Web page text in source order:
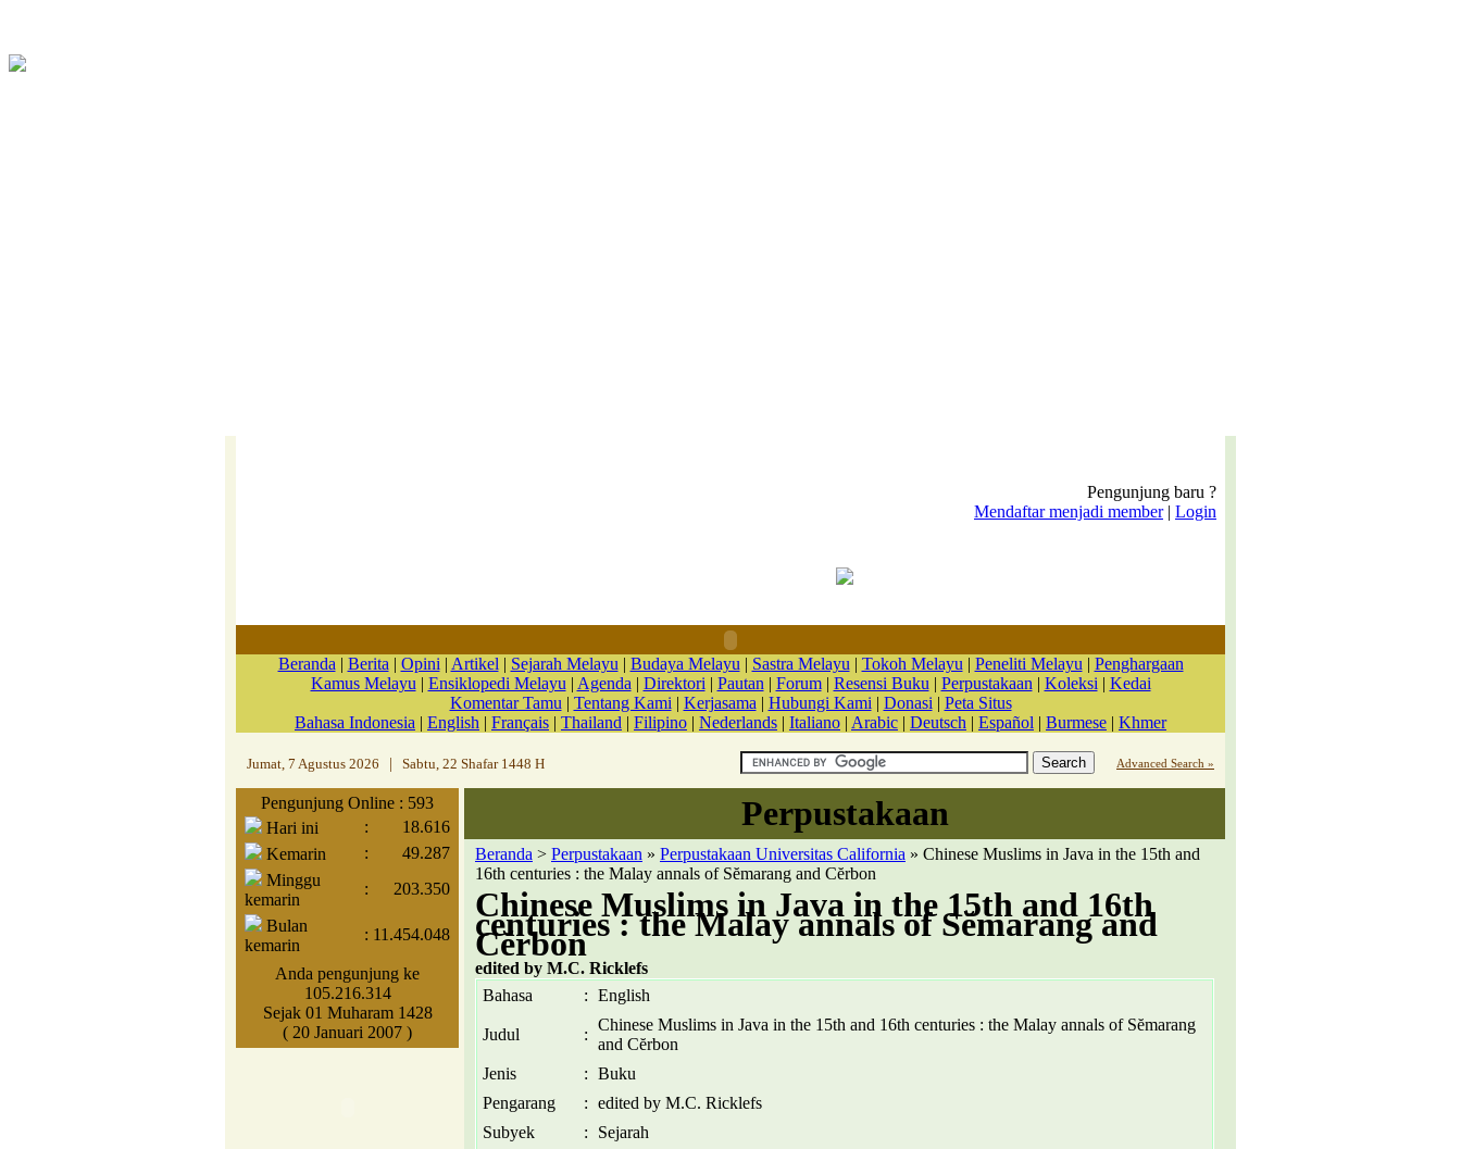
Pengunjung baru ?
Mendaftar menjadi member| Login
Beranda | Berita | Opini | Artikel | Sejarah Melayu | Budaya Melayu | Sastra Melayu | Tokoh Melayu | Peneliti Melayu | Penghargaan
Kamus Melayu | Ensiklopedi Melayu | Agenda | Direktori | Pautan | Forum| Resensi Buku | Perpustakaan | Koleksi | Kedai
Komentar Tamu | Tentang Kami | Kerjasama | Hubungi Kami | Donasi | Peta Situs
Bahasa Indonesia | English | Français | Thailand | Filipino | Nederlands | Italiano | Arabic | Deutsch | Español | Burmese | Khmer
Jumat, 7 Agustus 2026 Sabtu, 22 Shafar 1448 H Advanced Search »
Pengunjung Online : 593
Hari ini
:
18.616
Kemarin
:
49.287
Minggu
kemarin
:
203.350
Bulan
kemarin
: 11.454.048
Anda pengunjung ke
105.216.314
Sejak 01 Muharam 1428
( 20 Januari 2007 )
Perpustakaan
Beranda > Perpustakaan » Perpustakaan Universitas California » Chinese Muslims in Java in the 15th and
16th centuries : the Malay annals of Sĕmarang and Cĕrbon
Chinese Muslims in Java in the 15th and 16th
centuries : the Malay annals of Sĕmarang and
Cĕrbon
edited by M.C. Ricklefs
Bahasa
: English
Judul :
Chinese Muslims in Java in the 15th and 16th centuries : the Malay annals of Sĕmarang
and Cĕrbon
Jenis
: Buku
Pengarang
: edited by M.C. Ricklefs
Subyek
:
Sejarah